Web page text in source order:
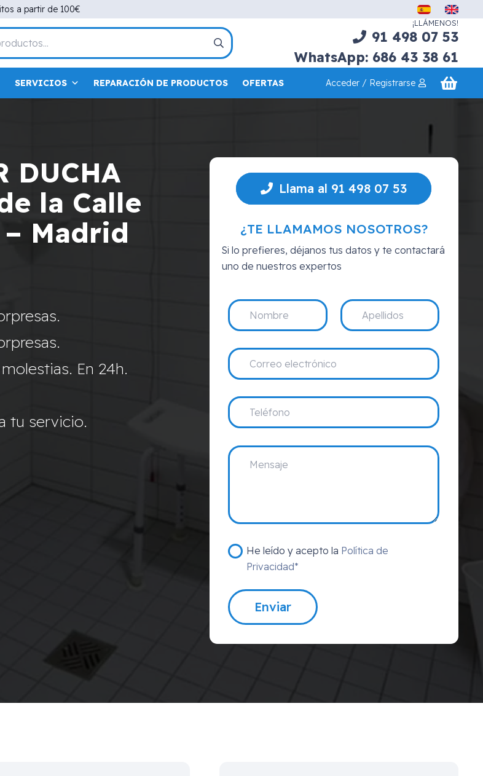
a partir de 100€
¡LLÁMENOS!
91 498 07 53
WhatsApp: 686 43 38 61
SERVICIOS REPARACIÓN DE PRODUCTOS OFERTAS Acceder / Registrarse
DUCHA
la Calle
Madrid
En 24h.
tu servicio.
Llama al 91 498 07 53
¿TE LLAMAMOS NOSOTROS?
Si lo prefieres, déjanos tus datos y te contactará
uno de nuestros expertos
He leído y acepto la Política de
Privacidad*